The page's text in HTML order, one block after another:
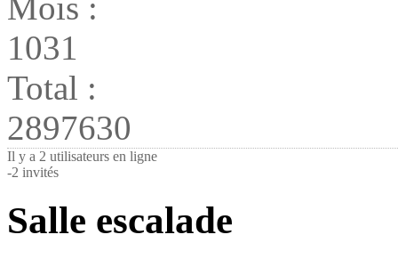
Mois :
1031
Total :
2897630
Il y a 2 utilisateurs en ligne
-2 invités
Salle escalade